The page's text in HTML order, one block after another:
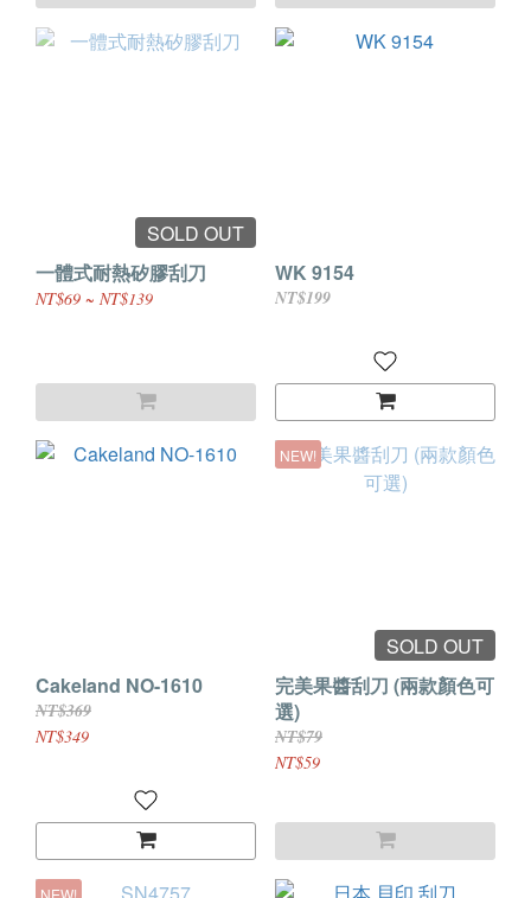
SOLD OUT
一體式耐熱矽膠刮刀
NT$69 ~ NT$139
WK 9154
NT$199
Cakeland NO-1610
NT$369
NT$349
NEW!
SOLD OUT
完美果醬刮刀 (兩款顏色可
選)
NT$79
NT$59